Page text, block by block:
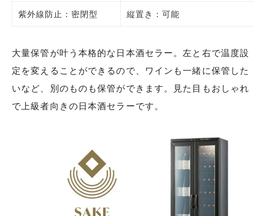
紫外線防止：密閉型 縦置き：可能
大量保管が叶う本格的な日本酒セラー。左と右で温度設
定を変えることができるので、ワインも一緒に保管した
いなど、別のものも保管ができます。見た目もおしゃれ
で上級者向きの日本酒セラーです。